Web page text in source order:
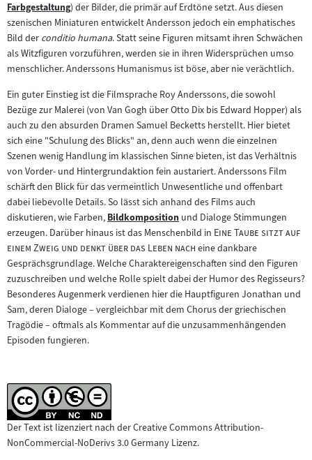
Zum
Inhalt:
Farbgestaltung) der Bilder, die primär auf Erdtöne setzt. Aus diesen
szenischen Miniaturen entwickelt Andersson jedoch ein emphatisches
Bild der conditio humana. Statt seine Figuren mitsamt ihren Schwächen
als Witzfiguren vorzuführen, werden sie in ihren Widersprüchen umso
menschlicher. Anderssons Humanismus ist böse, aber nie verächtlich.
Ein guter Einstieg ist die Filmsprache Roy Anderssons, die sowohl
Bezüge zur Malerei (von Van Gogh über Otto Dix bis Edward Hopper) als
auch zu den absurden Dramen Samuel Becketts herstellt. Hier bietet
sich eine "Schulung des Blicks" an, denn auch wenn die einzelnen
Szenen wenig Handlung im klassischen Sinne bieten, ist das Verhältnis
von Vorder- und Hintergrundaktion fein austariert. Anderssons Film
schärft den Blick für das vermeintlich Unwesentliche und offenbart
dabei liebevolle Details. So lässt sich anhand des Films auch
diskutieren, wie Farben,Zum
Inhalt:
Bildkomposition und Dialoge Stimmungen
erzeugen. Darüber hinaus ist das Menschenbild in "Eine Taube sitzt auf
einem Zweig und denkt über das Leben nach "eine dankbare
Gesprächsgrundlage. Welche Charaktereigenschaften sind den Figuren
zuzuschreiben und welche Rolle spielt dabei der Humor des Regisseurs?
Besonderes Augenmerk verdienen hier die Hauptfiguren Jonathan und
Sam, deren Dialoge – vergleichbar mit dem Chorus der griechischen
Tragödie – oftmals als Kommentar auf die unzusammenhängenden
Episoden fungieren.
Der Text ist lizenziert nach der Creative Commons Attribution-
NonCommercial-NoDerivs 3.0 Germany Lizenz.